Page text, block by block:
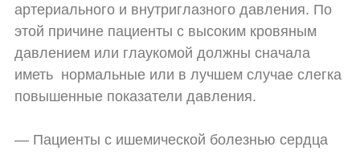
артериального и внутриглазного давления. По
этой причине пациенты с высоким кровяным
давлением или глаукомой должны сначала
иметь нормальные или в лучшем случае слегка
повышенные показатели давления.
— Пациенты с ишемической болезнью сердца